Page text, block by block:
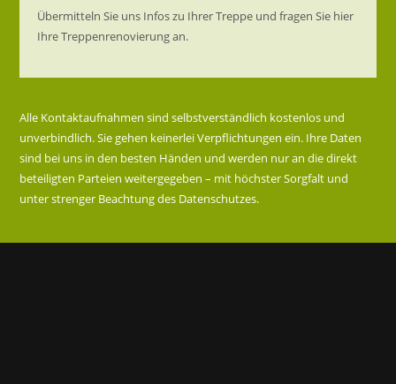
Übermitteln Sie uns Infos zu Ihrer Treppe und fragen Sie hier
Ihre Treppenrenovierung an.
Alle Kontaktaufnahmen sind selbstverständlich kostenlos und
unverbindlich. Sie gehen keinerlei Verpflichtungen ein. Ihre Daten
sind bei uns in den besten Händen und werden nur an die direkt
beteiligten Parteien weitergegeben – mit höchster Sorgfalt und
unter strenger Beachtung des Datenschutzes.